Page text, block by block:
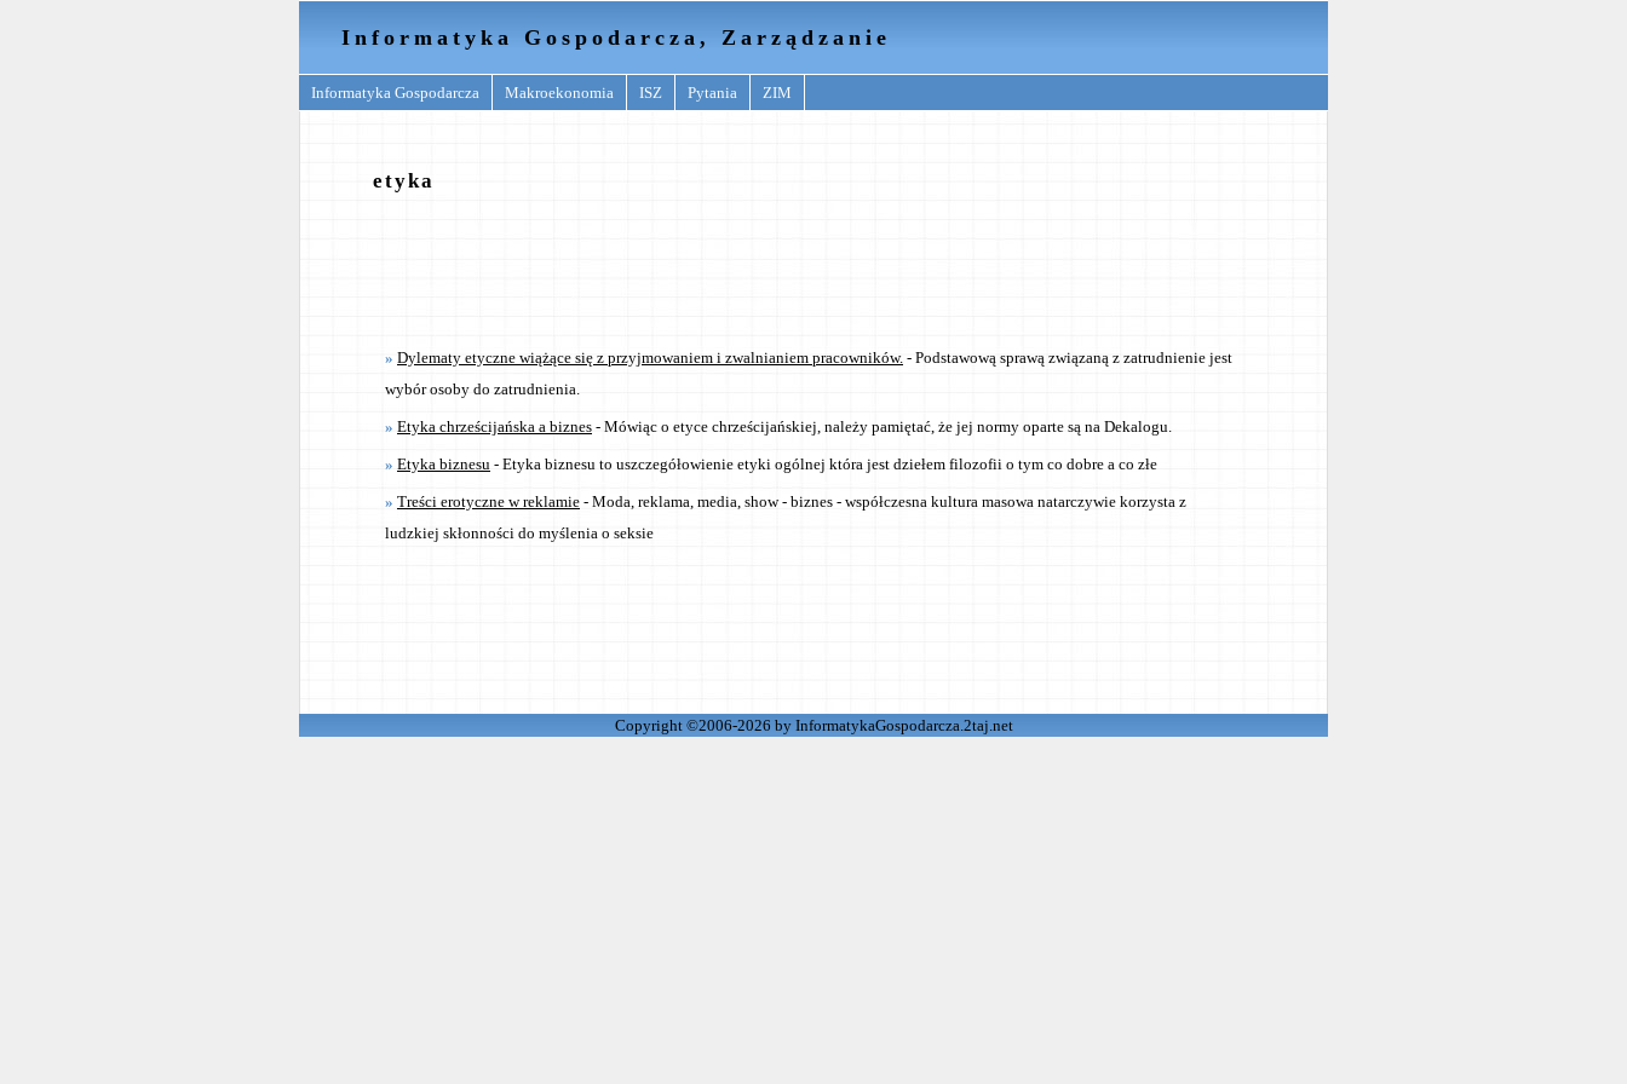
Informatyka Gospodarcza, Zarządzanie
Informatyka Gospodarcza Makroekonomia ISZ Pytania ZIM
etyka
Dylematy etyczne wiążące się z przyjmowaniem i zwalnianiem pracowników. - Podstawową sprawą związaną z zatrudnienie jest
wybór osoby do zatrudnienia.
Etyka chrześcijańska a biznes - Mówiąc o etyce chrześcijańskiej, należy pamiętać, że jej normy oparte są na Dekalogu.
Etyka biznesu - Etyka biznesu to uszczegółowienie etyki ogólnej która jest dziełem filozofii o tym co dobre a co złe
Treści erotyczne w reklamie - Moda, reklama, media, show - biznes - współczesna kultura masowa natarczywie korzysta z
ludzkiej skłonności do myślenia o seksie
Copyright ©2006-2026 by InformatykaGospodarcza.2taj.net